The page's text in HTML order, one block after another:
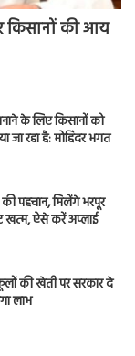
किसानों की आय
के लिए किसानों को
जा रहा है: मोहिंदर भगत
पहचान, मिलेंगे भरपूर
खत्म, ऐसे करें अप्लाई
की खेती पर सरकार दे
लाभ